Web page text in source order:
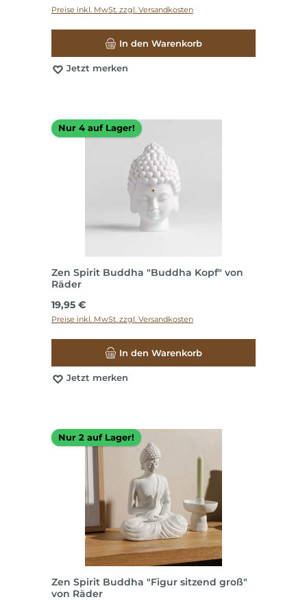
Preise inkl. MwSt. zzgl. Versandkosten
In den Warenkorb
Jetzt merken
Nur 4 auf Lager!
Zen Spirit Buddha "Buddha Kopf" von
Räder
Regulärer Preis:
19,95 €
Preise inkl. MwSt. zzgl. Versandkosten
In den Warenkorb
Jetzt merken
Nur 2 auf Lager!
Zen Spirit Buddha "Figur sitzend groß"
von Räder